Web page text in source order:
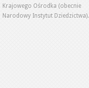
Krajowego Ośrodka (obecnie
Narodowy Instytut Dziedzictwa).